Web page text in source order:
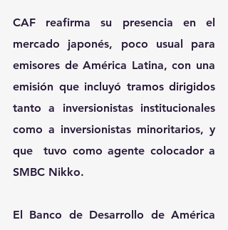
CAF reafirma su presencia en el
mercado japonés, poco usual para
emisores de América Latina, con una
emisión que incluyó tramos dirigidos
tanto a inversionistas institucionales
como a inversionistas minoritarios, y
SMBC Nikko.
El Banco de Desarrollo de América